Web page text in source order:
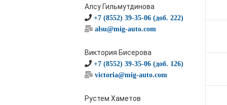
Алсу Гильмутдинова
+7 (8552) 39-35-06 (доб. 222)
alsu@mig-auto.com
Виктория Бисерова
+7 (8552) 39-35-06 (доб. 126)
victoria@mig-auto.com
Рустем Хаметов